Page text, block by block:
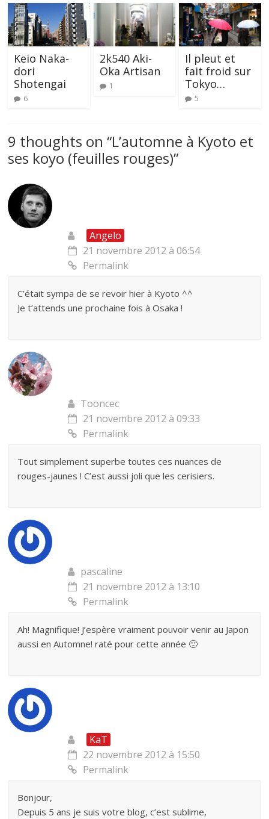
Keio Naka-
dori
Shotengai
6
2k540 Aki-
Oka Artisan
1
Il pleut et
fait froid sur
Tokyo…
5
9 thoughts on “L’automne à Kyoto et
ses koyo (feuilles rouges)”
Angelo
21 novembre 2012 à 06:54
Permalink
C’était sympa de se revoir hier à Kyoto ^^
Je t’attends une prochaine fois à Osaka !
Tooncec
21 novembre 2012 à 09:33
Permalink
Tout simplement superbe toutes ces nuances de
rouges-jaunes ! C’est aussi joli que les cerisiers.
pascaline
21 novembre 2012 à 13:10
Permalink
Ah! Magnifique! J’espère vraiment pouvoir venir au Japon
aussi en Automne! raté pour cette année 🙁
KaT
22 novembre 2012 à 15:50
Permalink
Bonjour,
Depuis 5 ans je suis votre blog, c’est sublime,